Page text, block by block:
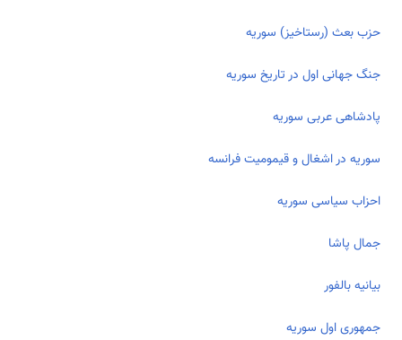
حزب بعث (رستاخیز) سوریه
جنگ جهانی اول در تاریخ سوریه
پادشاهی عربی سوریه
سوریه در اشغال و قیمومیت فرانسه
احزاب سیاسی سوریه
جمال پاشا
بیانیه بالفور
جمهوری اول سوریه